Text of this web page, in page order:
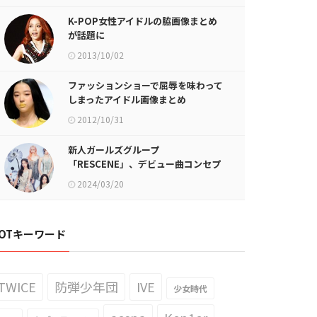
K-POP女性アイドルの脇画像まとめ
が話題に
2013/10/02
ファッションショーで屈辱を味わって
しまったアイドル画像まとめ
2012/10/31
新人ガールズグループ
「RESCENE」、デビュー曲コンセプ
トフォト公開！
2024/03/20
キーワード
防弾少年団 IVE 少女時代